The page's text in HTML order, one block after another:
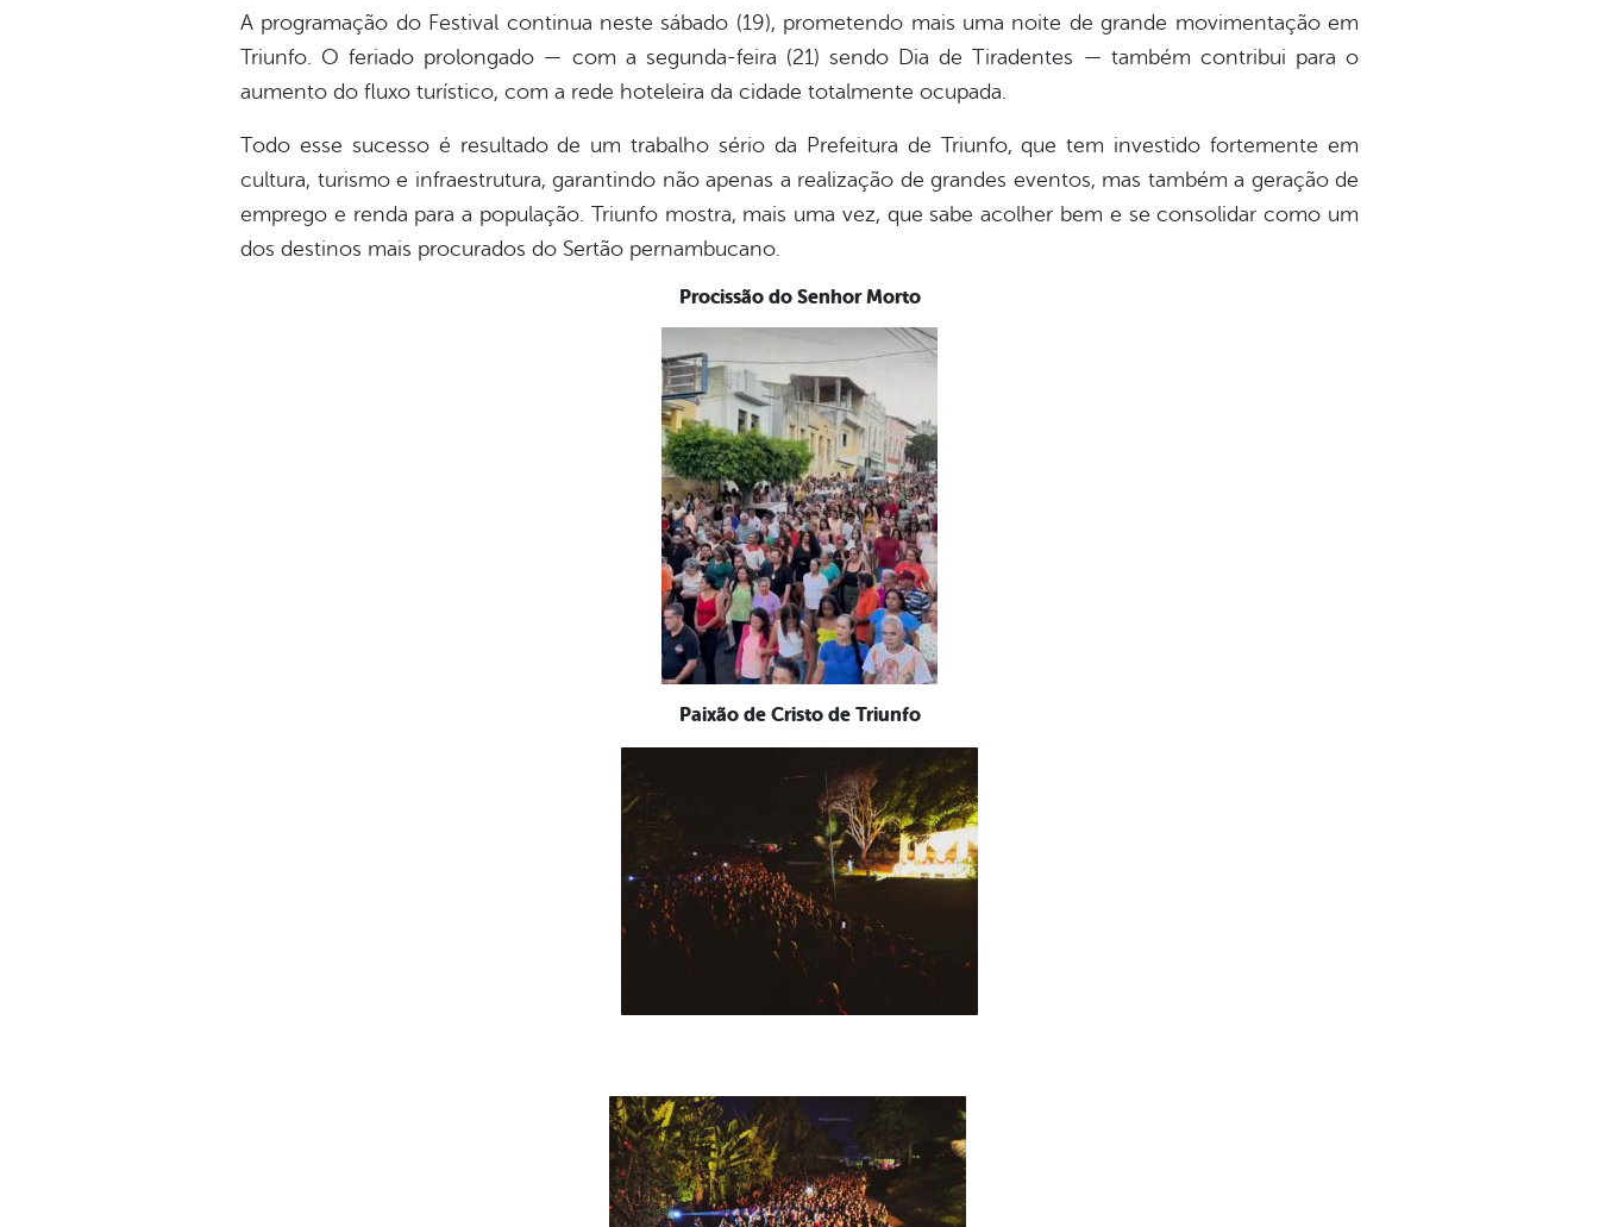
A programação do Festival continua neste sábado (19), prometendo mais uma noite de grande movimentação em
Triunfo. O feriado prolongado — com a segunda-feira (21) sendo Dia de Tiradentes — também contribui para o
aumento do fluxo turístico, com a rede hoteleira da cidade totalmente ocupada.
Todo esse sucesso é resultado de um trabalho sério da Prefeitura de Triunfo, que tem investido fortemente em
cultura, turismo e infraestrutura, garantindo não apenas a realização de grandes eventos, mas também a geração de
emprego e renda para a população. Triunfo mostra, mais uma vez, que sabe acolher bem e se consolidar como um
dos destinos mais procurados do Sertão pernambucano.
Procissão do Senhor Morto
Paixão de Cristo de Triunfo